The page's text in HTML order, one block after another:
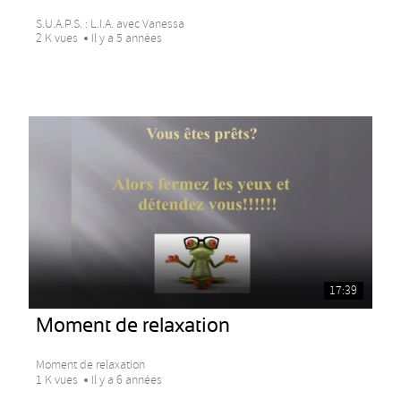
S.U.A.P.S. : L.I.A. avec Vanessa
2 K vues
Il y a 5 années
17:39
Moment de relaxation
Moment de relaxation
1 K vues
Il y a 6 années